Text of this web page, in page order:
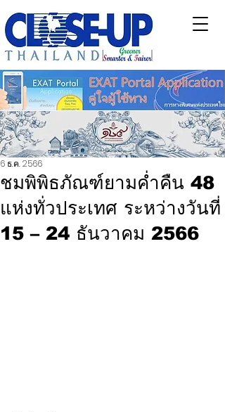
ชมพิพิธภัณฑ์ยามค่ำคืน 48
แห่งทั่วประเทศ ระหว่างวันที่
15 – 24 ธันวาคม 2566
6 ธ.ค. 2566